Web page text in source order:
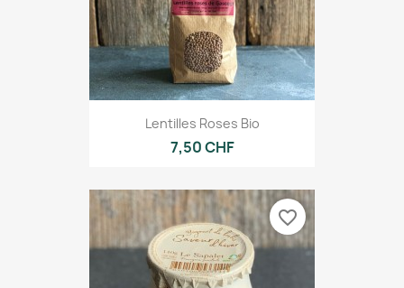
Lentilles Roses Bio
7,50 CHF
favorite_border